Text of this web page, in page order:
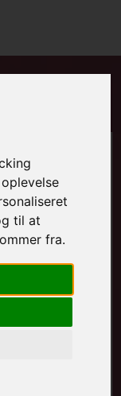
til at
fra.